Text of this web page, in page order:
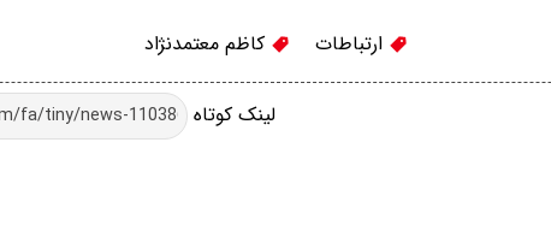
ارتباطات کاظم معتمدنژاد
لینک کوتاه